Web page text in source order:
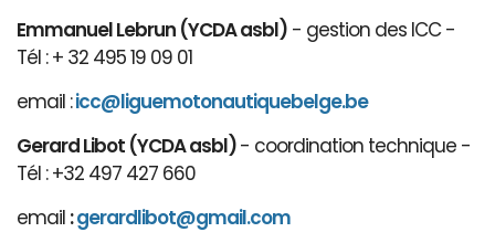
Emmanuel Lebrun (YCDA asbl) - gestion des ICC -
Tél : + 32 495 19 09 01
email :icc@liguemotonautiquebelge.be
Gerard Libot (YCDA asbl)- coordination technique -
Tél : +32 497 427 660
email :gerardlibot@gmail.com